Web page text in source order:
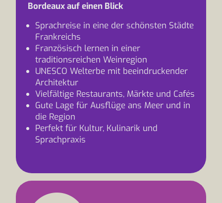
Bordeaux auf einen Blick
Sprachreise in eine der schönsten Städte
Frankreichs
Französisch lernen in einer
traditionsreichen Weinregion
UNESCO Welterbe mit beeindruckender
Architektur
Vielfältige Restaurants, Märkte und Cafés
Gute Lage für Ausflüge ans Meer und in
die Region
Perfekt für Kultur, Kulinarik und
Sprachpraxis